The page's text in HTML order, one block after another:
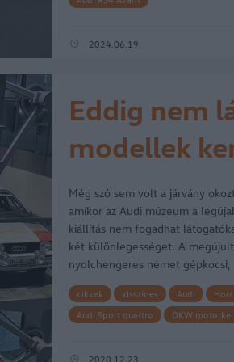
2024.06.19.
Eddig nem
modellek
Audi
Még szó sem volt a járvány
amikor az Audi múzeum a
kiállítás nem fogadhat
két különlegességet. A
nyolchengeres német
átrendezés…
cikkek kisszines Audi
Audi Sport quattro
DKW
Audi Rally
Audi RS 4
2020.12.23.